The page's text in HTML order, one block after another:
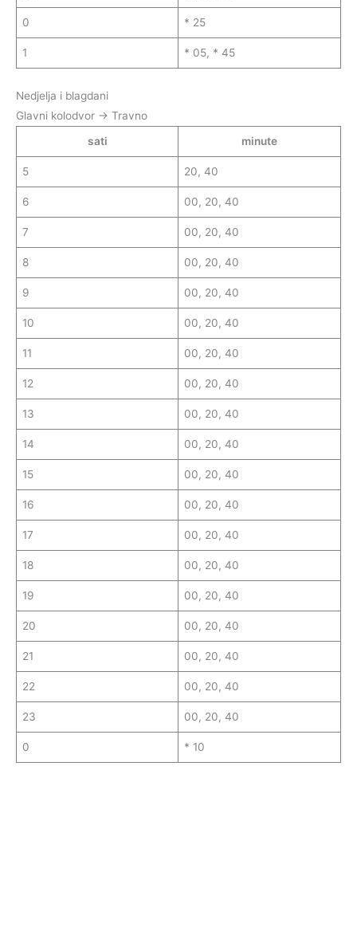
0 * 25
1 * 05, * 45
Nedjelja i blagdani
Glavni kolodvor → Travno
sati
minute
5 20, 40
6 00, 20, 40
7 00, 20, 40
8 00, 20, 40
9 00, 20, 40
10 00, 20, 40
11 00, 20, 40
12 00, 20, 40
13 00, 20, 40
14 00, 20, 40
15 00, 20, 40
16 00, 20, 40
17 00, 20, 40
18 00, 20, 40
19 00, 20, 40
20 00, 20, 40
21 00, 20, 40
22 00, 20, 40
23 00, 20, 40
0 * 10